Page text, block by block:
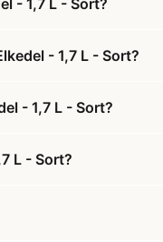
- 1,7 L - Sort?
- 1,7 L - Sort?
L - Sort?